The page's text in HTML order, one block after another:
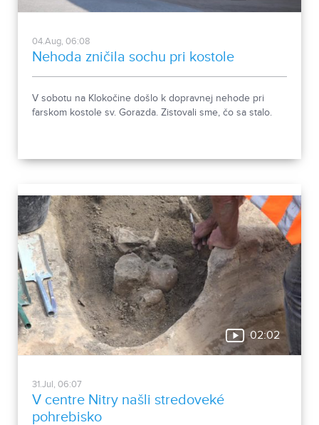
04.Aug, 06:08
Nehoda zničila sochu pri kostole
V sobotu na Klokočine došlo k dopravnej nehode pri
farskom kostole sv. Gorazda. Zistovali sme, čo sa stalo.
02:02
31.Jul, 06:07
V centre Nitry našli stredoveké
pohrebisko